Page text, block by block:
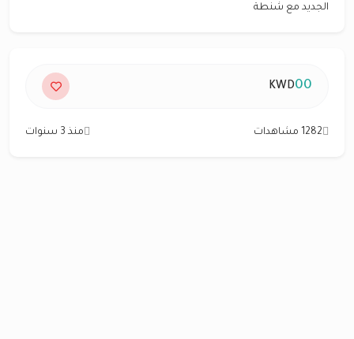
الجديد مع شنطة
00
KWD
1282 مشاهدات منذ 3 سنوات